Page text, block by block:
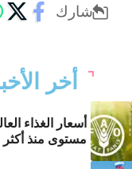
شارك
أخر
أسعار الغذاء
مستوى منذ أكثر من 3